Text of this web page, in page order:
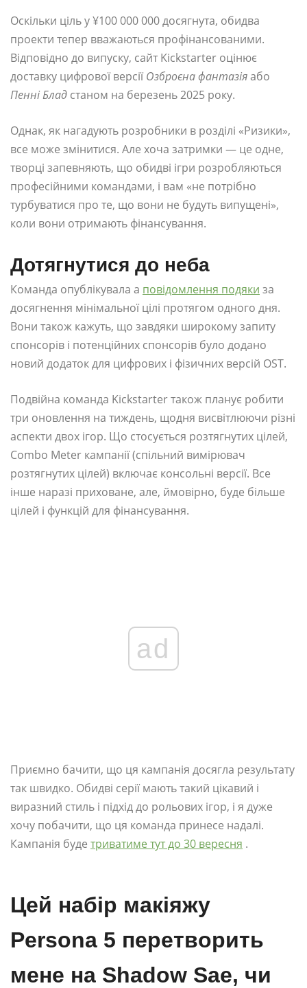
Оскільки ціль у ¥100 000 000 досягнута, обидва
проекти тепер вважаються профінансованими.
Відповідно до випуску, сайт Kickstarter оцінює
доставку цифрової версії Озброєна фантазіяабо
Пенні Блад станом на березень 2025 року.
Однак, як нагадують розробники в розділі «Ризики»,
все може змінитися. Але хоча затримки — це одне,
творці запевняють, що обидві ігри розробляються
професійними командами, і вам «не потрібно
турбуватися про те, що вони не будуть випущені»,
коли вони отримають фінансування.
Дотягнутися до неба
Команда опублікувала а повідомлення подяки за
досягнення мінімальної цілі протягом одного дня.
Вони також кажуть, що завдяки широкому запиту
спонсорів і потенційних спонсорів було додано
новий додаток для цифрових і фізичних версій OST.
Подвійна команда Kickstarter також планує робити
три оновлення на тиждень, щодня висвітлюючи різні
аспекти двох ігор. Що стосується розтягнутих цілей,
Combo Meter кампанії (спільний вимірювач
розтягнутих цілей) включає консольні версії. Все
інше наразі приховане, але, ймовірно, буде більше
цілей і функцій для фінансування.
ad
Приємно бачити, що ця кампанія досягла результату
так швидко. Обидві серії мають такий цікавий і
виразний стиль і підхід до рольових ігор, і я дуже
хочу побачити, що ця команда принесе надалі.
Кампанія буде триватиме тут до 30 вересня .
Цей набір макіяжу
Persona 5 перетворить
мене на Shadow Sae, чи